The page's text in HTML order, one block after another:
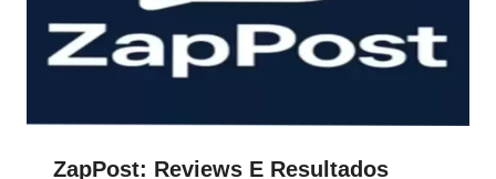
ZapPost: Reviews E Resultados